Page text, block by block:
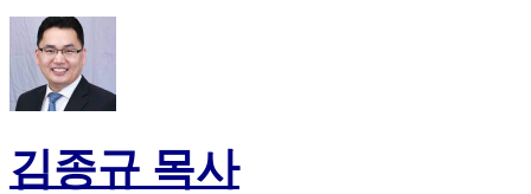
김종규 목사